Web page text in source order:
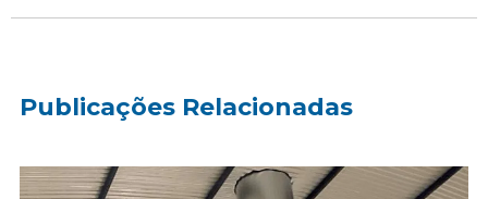
Publicações Relacionadas